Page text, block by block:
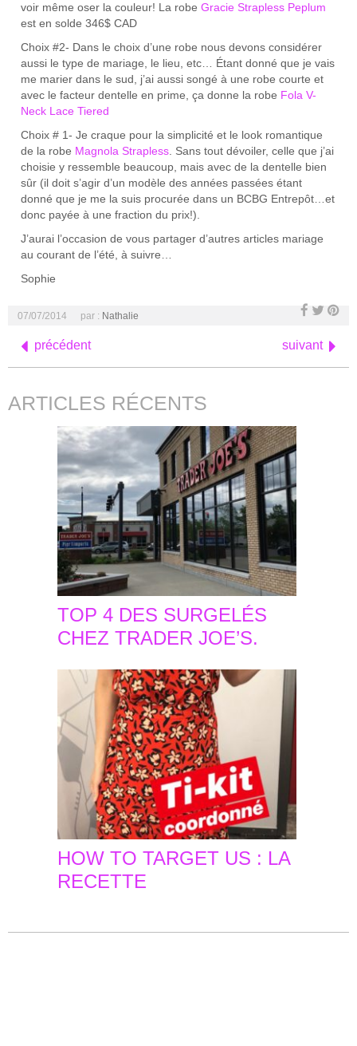
voir même oser la couleur! La robe Gracie Strapless Peplum
est en solde 346$ CAD
Choix #2- Dans le choix d’une robe nous devons considérer
aussi le type de mariage, le lieu, etc… Étant donné que je vais
me marier dans le sud, j’ai aussi songé à une robe courte et
avec le facteur dentelle en prime, ça donne la robe Fola V-
Neck Lace Tiered
Choix # 1- Je craque pour la simplicité et le look romantique
de la robe Magnola Strapless. Sans tout dévoiler, celle que j’ai
choisie y ressemble beaucoup, mais avec de la dentelle bien
sûr (il doit s’agir d’un modèle des années passées étant
donné que je me la suis procurée dans un BCBG Entrepôt…et
donc payée à une fraction du prix!).
J’aurai l’occasion de vous partager d’autres articles mariage
au courant de l’été, à suivre…
Sophie
07/07/2014 par : Nathalie
précédent suivant
ARTICLES RÉCENTS
TOP 4 DES SURGELÉS
CHEZ TRADER JOE’S.
HOW TO TARGET US : LA
RECETTE